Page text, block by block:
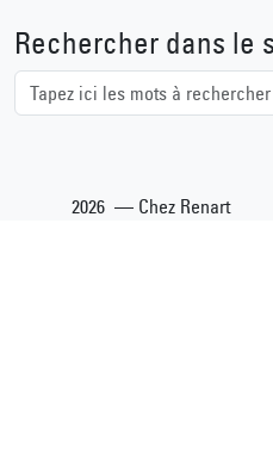
Rechercher dans le
2026 — Chez Renart